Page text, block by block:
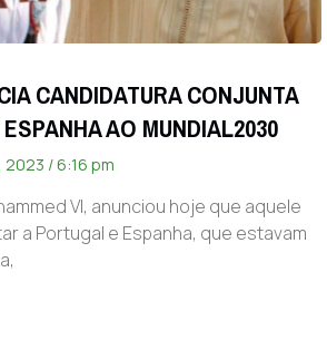
CANDIDATURA CONJUNTA
AO MUNDIAL2030
2023 6:16 pm
VI, anunciou hoje que aquele
a Portugal e Espanha, que estavam